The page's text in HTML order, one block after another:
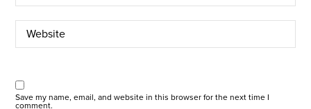
Save my name, email, and website in this browser for the next time I
comment.